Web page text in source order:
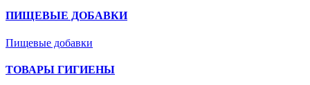
ПИЩЕВЫЕ ДОБАВКИ
Пищевые добавки
ТОВАРЫ ГИГИЕНЫ